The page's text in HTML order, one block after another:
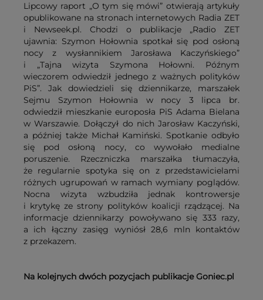
Lipcowy raport „O tym się mówi” otwierają artykuły
opublikowane na stronach internetowych Radia ZET
i Newseek.pl. Chodzi o publikacje „Radio ZET
ujawnia: Szymon Hołownia spotkał się pod osłoną
nocy z wysłannikiem Jarosława Kaczyńskiego”
i „Tajna wizyta Szymona Hołowni. Późnym
wieczorem odwiedził jednego z ważnych polityków
PiS”. Jak dowiedzieli się dziennikarze, marszałek
Sejmu Szymon Hołownia w nocy 3 lipca br.
odwiedził mieszkanie europosła PiS Adama Bielana
w Warszawie. Dołączył do nich Jarosław Kaczyński,
a później także Michał Kamiński. Spotkanie odbyło
się pod osłoną nocy, co wywołało medialne
poruszenie. Rzeczniczka marszałka tłumaczyła,
że regularnie spotyka się on z przedstawicielami
różnych ugrupowań w ramach wymiany poglądów.
Nocna wizyta wzbudziła jednak kontrowersje
i krytykę ze strony polityków koalicji rządzącej. Na
informacje dziennikarzy powoływano się 333 razy,
a ich łączny zasięg wyniósł 28,6 mln kontaktów
z przekazem.
Na kolejnych dwóch pozycjach publikacje Goniec.pl